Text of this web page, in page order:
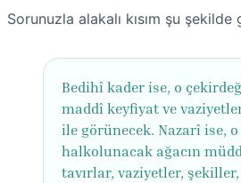
Sorunuzla alakalı kısım şu
Bedihî kader ise, o
maddî keyfiyat ve
ile görünecek. Nazarî ise,
halkolunacak ağacın
tavırlar, vaziyetler,